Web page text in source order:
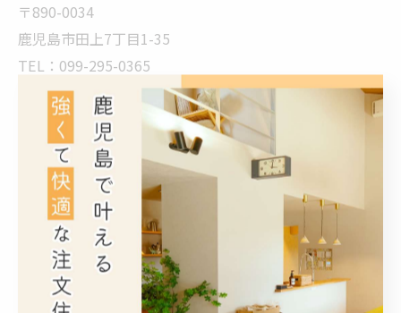
〒890-0034
鹿児島市田上7丁目1-35
TEL：099-295-0365
──────────────
#イオンホーム #鹿児島注文住宅 #鹿児島工務店 #wbハ
ウス #ツーバイフォー
鹿児島にある株式会社イオン・ホームは、高温多湿の日
本の気候風土に合った省エネ・快適・健康な住まいを実